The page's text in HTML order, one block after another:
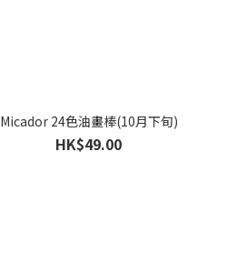
Micador 24色油畫棒(10月下旬)
HK$49.00